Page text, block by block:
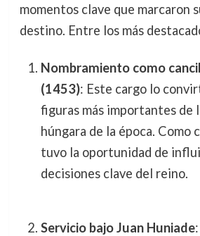
momentos clave que marcaron
destino. Entre los más
Nombramiento como
(1453): Este cargo lo
figuras más importantes de
húngara de la época. Como
tuvo la oportunidad de
decisiones clave del reino.
Servicio bajo Juan Huniade